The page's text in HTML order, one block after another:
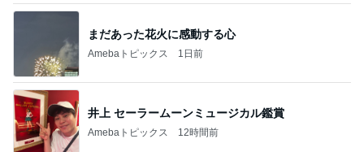
まだあった花火に感動する心
Amebaトピックス 1日前
井上 セーラームーンミュージカル鑑賞
Amebaトピックス 12時間前